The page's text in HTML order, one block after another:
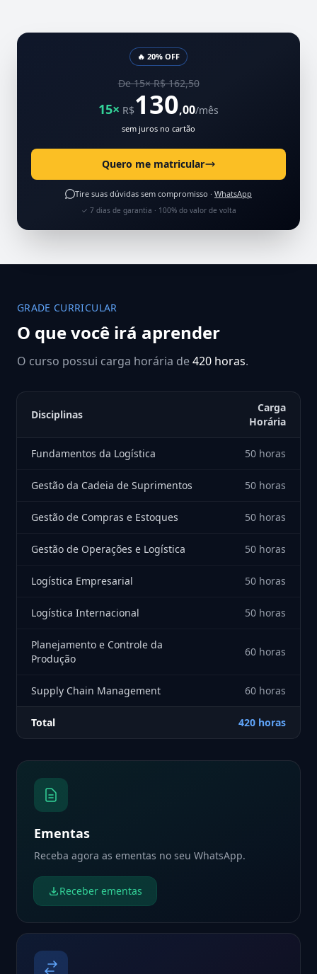
🔥 20% OFF
De 15× R$ 162,50
15× R$130,00/mês
sem juros no cartão
Quero me matricular
Tire suas dúvidas sem compromisso · WhatsApp
✓ 7 dias de garantia · 100% do valor de volta
GRADE CURRICULAR
O que você irá aprender
O curso possui carga horária de420 horas.
Disciplinas
Carga
Horária
Fundamentos da Logística 50 horas
Gestão da Cadeia de Suprimentos 50 horas
Gestão de Compras e Estoques 50 horas
Gestão de Operações e Logística 50 horas
Logística Empresarial 50 horas
Logística Internacional 50 horas
Planejamento e Controle da
Produção
60 horas
Supply Chain Management 60 horas
Total 420 horas
Ementas
Receba agora as ementas no seu WhatsApp.
Receber ementas